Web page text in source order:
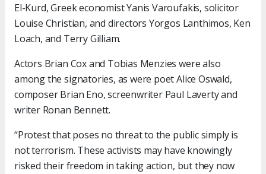
El-Kurd, Greek economist Yanis Varoufakis, solicitor
Louise Christian, and directors Yorgos Lanthimos, Ken
Loach, and Terry Gilliam.
Actors Brian Cox and Tobias Menzies were also
among the signatories, as were poet Alice Oswald,
composer Brian Eno, screenwriter Paul Laverty and
writer Ronan Bennett.
“Protest that poses no threat to the public simply is
not terrorism. These activists may have knowingly
risked their freedom in taking action, but they now